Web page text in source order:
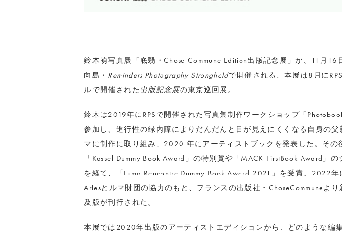
鈴木萌写真展「底翳・Chose Commune Edition出版記念展」が、11月16
向島・ Reminders Photography Strongholdで開催される。本展は8月に
ルで開催された出版記念展の東京巡回展。
鈴木は2019年にRPSで開催された写真集制作ワークショップ「
参加し、進行性の緑内障によりだんだんと目が見えにくくなる自身の父
マに制作に取り組み、2020 年にアーティストブックを発表した。その
「Kassel Dummy Book Award」の特別賞や「MACK FirstBook Award」の
を経て、「Luma Rencontre Dummy Book Award 2021」を受賞。2022年
Arlesとルマ財団の協力のもと、フランスの出版社・ChoseCommuneよ
及版が刊行された。
本展では2020年出版のアーティストエディションから、どのような編